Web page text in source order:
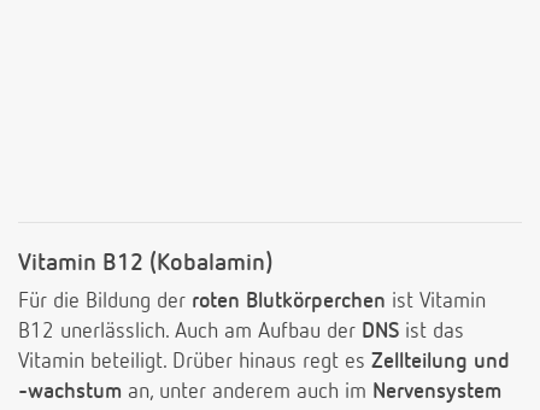
Vitamin B12 (Kobalamin)
Für die Bildung der roten Blutkörperchen ist Vitamin
B12 unerlässlich. Auch am Aufbau der DNS ist das
Vitamin beteiligt. Drüber hinaus regt es Zellteilung und
-wachstum an, unter anderem auch im Nervensystem